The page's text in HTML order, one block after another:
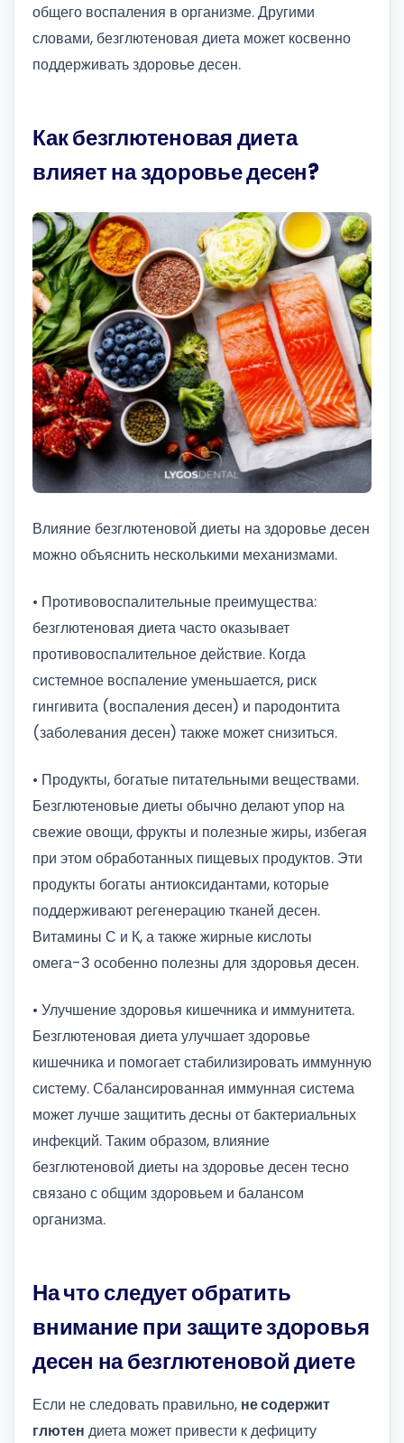
общего воспаления в организме. Другими
словами, безглютеновая диета может косвенно
поддерживать здоровье десен.
Как безглютеновая диета
влияет на здоровье десен?
Влияние безглютеновой диеты на здоровье десен
можно объяснить несколькими механизмами.
• Противовоспалительные преимущества:
безглютеновая диета часто оказывает
противовоспалительное действие. Когда
системное воспаление уменьшается, риск
гингивита (воспаления десен) и пародонтита
(заболевания десен) также может снизиться.
• Продукты, богатые питательными веществами.
Безглютеновые диеты обычно делают упор на
свежие овощи, фрукты и полезные жиры, избегая
при этом обработанных пищевых продуктов. Эти
продукты богаты антиоксидантами, которые
поддерживают регенерацию тканей десен.
Витамины С и К, а также жирные кислоты
омега-3 особенно полезны для здоровья десен.
• Улучшение здоровья кишечника и иммунитета.
Безглютеновая диета улучшает здоровье
кишечника и помогает стабилизировать иммунную
систему. Сбалансированная иммунная система
может лучше защитить десны от бактериальных
инфекций. Таким образом, влияние
безглютеновой диеты на здоровье десен тесно
связано с общим здоровьем и балансом
организма.
На что следует обратить
внимание при защите здоровья
десен на безглютеновой диете
Если не следовать правильно, не содержит
глютен диета может привести к дефициту